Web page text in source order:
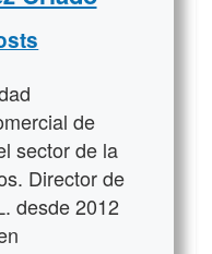
de
sector de la
Director de
desde 2012